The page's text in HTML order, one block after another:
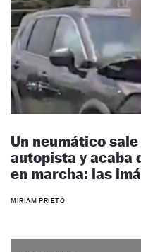
Un neumático
autopista y acaba
en marcha: las
MIRIAM PRIETO